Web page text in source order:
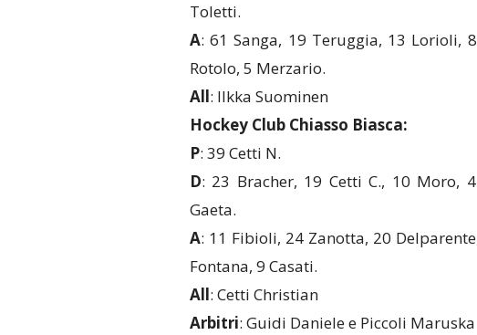
Toletti.
A: 61 Sanga, 19 Teruggia, 13 Lorioli,
Rotolo, 5 Merzario.
All: Ilkka Suominen
Hockey Club Chiasso Biasca:
P: 39 Cetti N.
D: 23 Bracher, 19 Cetti C., 10 Moro,
Gaeta.
A: 11 Fibioli, 24 Zanotta, 20
Fontana, 9 Casati.
All: Cetti Christian
Arbitri: Guidi Daniele e Piccoli Maruska